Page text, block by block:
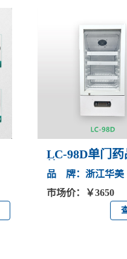
LC-98D单门药
箱
品 牌：浙江华美
市场价：￥3650